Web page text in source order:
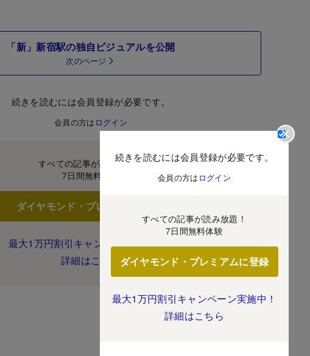
「新」新宿駅の独自ビジュアルを公開
次のページ
続きを読むには会員登録が必要です。
会員の方は ログイン
すべての記事が読み放題！
7日間無料体験
ダイヤモンド・プレミアムに登録
最大1万円割引キャンペーン実施中！
詳細はこちら
続きを読むには会員登録が必要です。
会員の方は ログイン
すべての記事が読み放題！
7日間無料体験
ダイヤモンド・プレミアムに登録
最大1万円割引キャンペーン実施中！
詳細はこちら